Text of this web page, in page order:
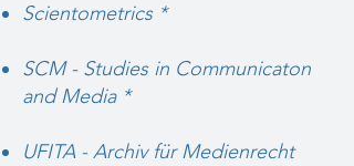
Scientometrics *
SCM - Studies in Communicaton
and Media*
UFITA - Archiv für Medienrecht